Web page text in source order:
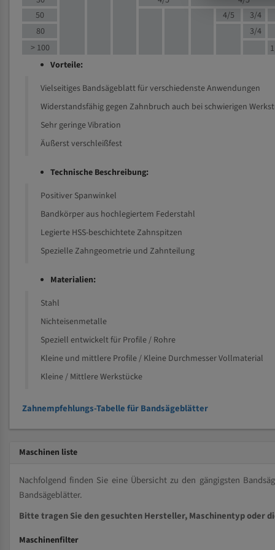
50
4/5 3/4
80
3/4
> 100
Vorteile:
Vielseitiges Bandsägeblatt für verschiedenste Anwendungen
Widerstandsfähig gegen Zahnbruch auch bei schwierigen
Sehr geringe Vibration
Äußerst verschleißfest
Technische Beschreibung:
Positiver Spanwinkel
Bandkörper aus hochlegiertem Federstahl
Legierte HSS-beschichtete Zahnspitzen
Spezielle Zahngeometrie und Zahnteilung
Materialien:
Stahl
Nichteisenmetalle
Speziell entwickelt für Profile / Rohre
Kleine und mittlere Profile / Kleine Durchmesser Vollmaterial
Kleine / Mittlere Werkstücke
Zahnempfehlungs-Tabelle für Bandsägeblätter
Maschinen liste
Nachfolgend finden Sie eine Übersicht zu den gängigsten
Bandsägeblätter.
Bitte tragen Sie den gesuchten Hersteller, Maschinentyp oder
Maschinenfilter